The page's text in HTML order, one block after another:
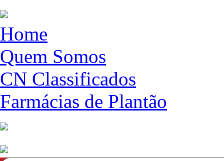
Home
Quem Somos
CN Classificados
Farmácias de Plantão